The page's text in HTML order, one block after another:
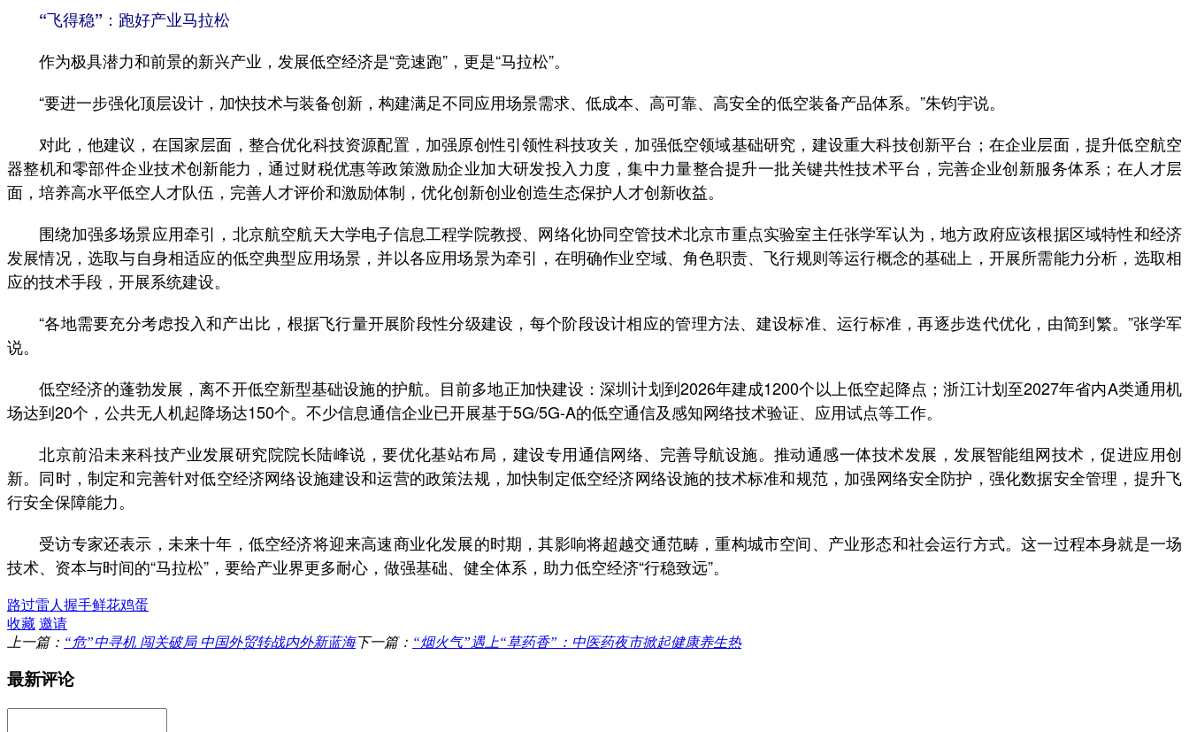
“飞得稳”：跑好产业马拉松
作为极具潜力和前景的新兴产业，发展低空经济是“竞速跑”，更是“马拉松”。
“要进一步强化顶层设计，加快技术与装备创新，构建满足不同应用场景需求、低成本、高可靠、高安全的低空装备产品体系。”朱钧宇说。
对此，他建议，在国家层面，整合优化科技资源配置，加强原创性引领性科技攻关，加强低空领域基础研究，建设重大科技创新平台；在企业层面，提升低空航空
器整机和零部件企业技术创新能力，通过财税优惠等政策激励企业加大研发投入力度，集中力量整合提升一批关键共性技术平台，完善企业创新服务体系；在人才层
面，培养高水平低空人才队伍，完善人才评价和激励体制，优化创新创业创造生态保护人才创新收益。
围绕加强多场景应用牵引，北京航空航天大学电子信息工程学院教授、网络化协同空管技术北京市重点实验室主任张学军认为，地方政府应该根据区域特性和经济
发展情况，选取与自身相适应的低空典型应用场景，并以各应用场景为牵引，在明确作业空域、角色职责、飞行规则等运行概念的基础上，开展所需能力分析，选取相
应的技术手段，开展系统建设。
“各地需要充分考虑投入和产出比，根据飞行量开展阶段性分级建设，每个阶段设计相应的管理方法、建设标准、运行标准，再逐步迭代优化，由简到繁。”张学军
说。
低空经济的蓬勃发展，离不开低空新型基础设施的护航。目前多地正加快建设：深圳计划到2026年建成1200个以上低空起降点；浙江计划至2027年省内A类通用机
场达到20个，公共无人机起降场达150个。不少信息通信企业已开展基于5G/5G-A的低空通信及感知网络技术验证、应用试点等工作。
北京前沿未来科技产业发展研究院院长陆峰说，要优化基站布局，建设专用通信网络、完善导航设施。推动通感一体技术发展，发展智能组网技术，促进应用创
新。同时，制定和完善针对低空经济网络设施建设和运营的政策法规，加快制定低空经济网络设施的技术标准和规范，加强网络安全防护，强化数据安全管理，提升飞
行安全保障能力。
受访专家还表示，未来十年，低空经济将迎来高速商业化发展的时期，其影响将超越交通范畴，重构城市空间、产业形态和社会运行方式。这一过程本身就是一场
技术、资本与时间的“马拉松”，要给产业界更多耐心，做强基础、健全体系，助力低空经济“行稳致远”。
路过雷人 握手鲜花鸡蛋
收藏 邀请
上一篇： “危”中寻机 闯关破局 中国外贸转战内外新蓝海下一篇： “烟火气”遇上“草药香”：中医药夜市掀起健康养生热
最新评论